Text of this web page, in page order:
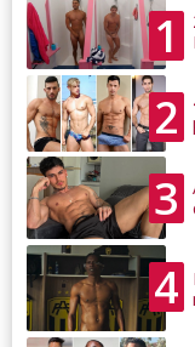
1
2
3
4